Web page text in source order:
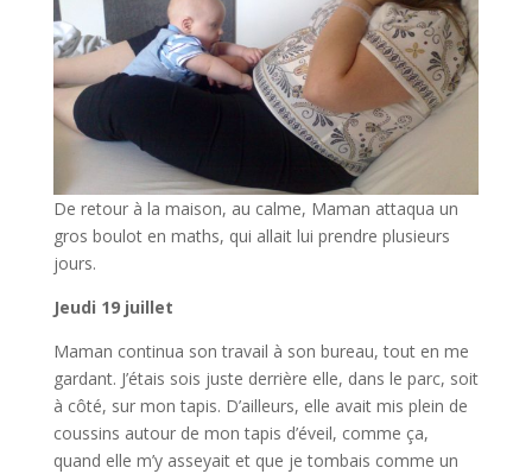
De retour à la maison, au calme, Maman attaqua un
gros boulot en maths, qui allait lui prendre plusieurs
jours.
Jeudi 19 juillet
Maman continua son travail à son bureau, tout en me
gardant. J’étais sois juste derrière elle, dans le parc, soit
à côté, sur mon tapis. D’ailleurs, elle avait mis plein de
coussins autour de mon tapis d’éveil, comme ça,
quand elle m’y asseyait et que je tombais comme un